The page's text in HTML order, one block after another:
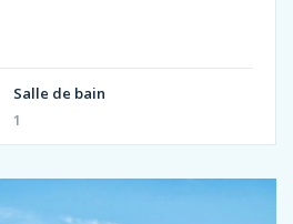
Salle de bain
1